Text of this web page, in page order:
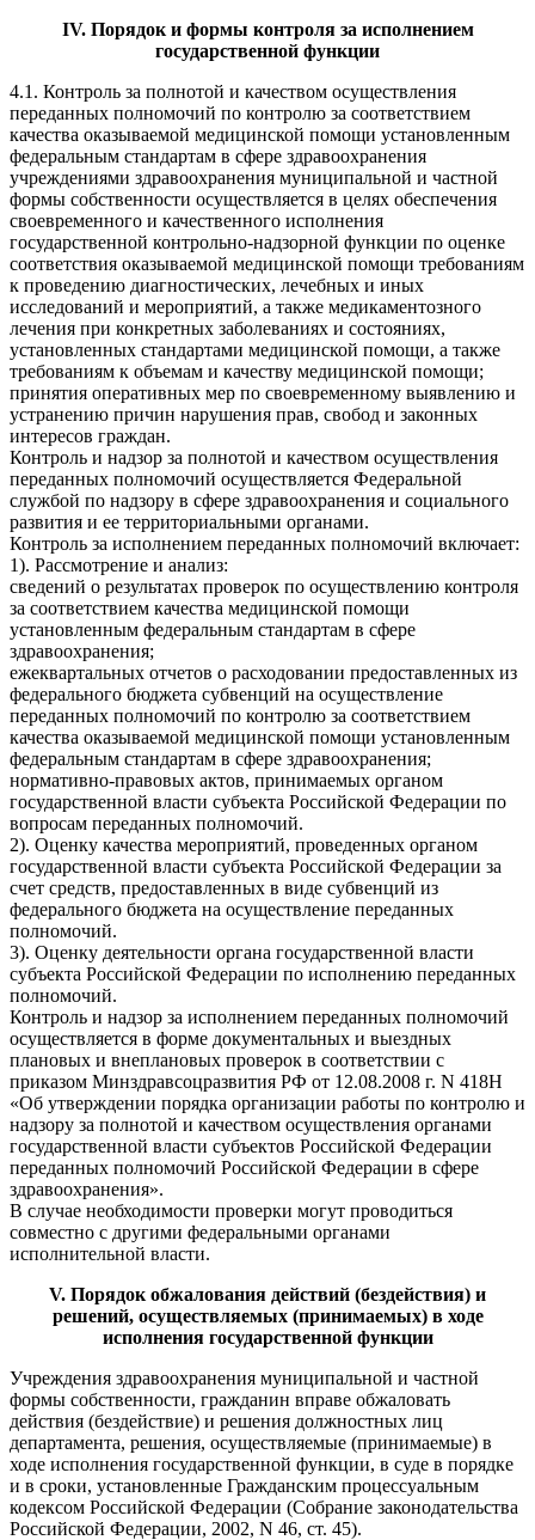
IV. Порядок и формы контроля за исполнением
государственной функции
4.1. Контроль за полнотой и качеством осуществления
переданных полномочий по контролю за соответствием
качества оказываемой медицинской помощи установленным
федеральным стандартам в сфере здравоохранения
учреждениями здравоохранения муниципальной и частной
формы собственности осуществляется в целях обеспечения
своевременного и качественного исполнения
государственной контрольно-надзорной функции по оценке
соответствия оказываемой медицинской помощи требованиям
к проведению диагностических, лечебных и иных
исследований и мероприятий, а также медикаментозного
лечения при конкретных заболеваниях и состояниях,
установленных стандартами медицинской помощи, а также
требованиям к объемам и качеству медицинской помощи;
принятия оперативных мер по своевременному выявлению и
устранению причин нарушения прав, свобод и законных
интересов граждан.
Контроль и надзор за полнотой и качеством осуществления
переданных полномочий осуществляется Федеральной
службой по надзору в сфере здравоохранения и социального
развития и ее территориальными органами.
Контроль за исполнением переданных полномочий включает:
1). Рассмотрение и анализ:
сведений о результатах проверок по осуществлению контроля
за соответствием качества медицинской помощи
установленным федеральным стандартам в сфере
здравоохранения;
ежеквартальных отчетов о расходовании предоставленных из
федерального бюджета субвенций на осуществление
переданных полномочий по контролю за соответствием
качества оказываемой медицинской помощи установленным
федеральным стандартам в сфере здравоохранения;
нормативно-правовых актов, принимаемых органом
государственной власти субъекта Российской Федерации по
вопросам переданных полномочий.
2). Оценку качества мероприятий, проведенных органом
государственной власти субъекта Российской Федерации за
счет средств, предоставленных в виде субвенций из
федерального бюджета на осуществление переданных
полномочий.
3). Оценку деятельности органа государственной власти
субъекта Российской Федерации по исполнению переданных
полномочий.
Контроль и надзор за исполнением переданных полномочий
осуществляется в форме документальных и выездных
плановых и внеплановых проверок в соответствии с
приказом Минздравсоцразвития РФ от 12.08.2008 г. N 418Н
«Об утверждении порядка организации работы по контролю и
надзору за полнотой и качеством осуществления органами
государственной власти субъектов Российской Федерации
переданных полномочий Российской Федерации в сфере
здравоохранения».
В случае необходимости проверки могут проводиться
совместно с другими федеральными органами
исполнительной власти.
V. Порядок обжалования действий (бездействия) и
решений, осуществляемых (принимаемых) в ходе
исполнения государственной функции
Учреждения здравоохранения муниципальной и частной
формы собственности, гражданин вправе обжаловать
действия (бездействие) и решения должностных лиц
департамента, решения, осуществляемые (принимаемые) в
ходе исполнения государственной функции, в суде в порядке
и в сроки, установленные Гражданским процессуальным
кодексом Российской Федерации (Собрание законодательства
Российской Федерации, 2002, N 46, ст. 45).